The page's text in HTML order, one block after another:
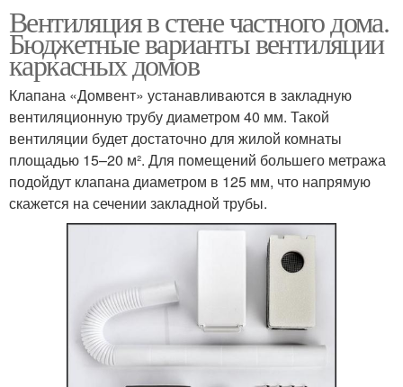
Вентиляция в стене частного дома.
Бюджетные варианты вентиляции
каркасных домов
Клапана «Домвент» устанавливаются в закладную
вентиляционную трубу диаметром 40 мм. Такой
вентиляции будет достаточно для жилой комнаты
площадью 15–20 м². Для помещений большего метража
подойдут клапана диаметром в 125 мм, что напрямую
скажется на сечении закладной трубы.